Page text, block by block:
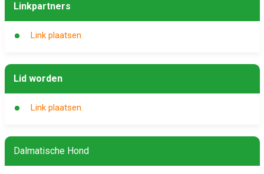
Linkpartners
Link plaatsen
Lid worden
Link plaatsen
Dalmatische Hond